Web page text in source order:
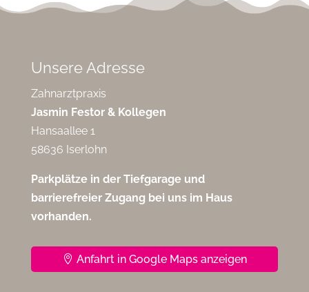
Unsere Adresse
Zahnarztpraxis
Jasmin Festor & Kollegen
Hansaallee 1
58636 Iserlohn
Parkplätze in der Tiefgarage und
barrierefreier Zugang bei uns im Haus
vorhanden.
Anfahrt in Google Maps anzeigen